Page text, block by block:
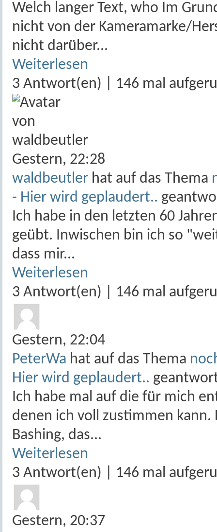
Welch langer Text, who Im
nicht von der Kameramarke/
nicht darüber...
Weiterlesen
3 Antwort(en) | 146 mal
Gestern, 22:28
waldbeutler hat auf das Thema
- Hier wird geplaudert..
Ich habe in den letzten 60
geübt. Inwischen bin ich so
dass mir...
Weiterlesen
3 Antwort(en) | 146 mal
Gestern, 22:04
PeterWa hat auf das Thema
Hier wird geplaudert..
Ich habe mal auf die für mich
denen ich voll zustimmen kann.
Bashing, das...
Weiterlesen
3 Antwort(en) | 146 mal
Gestern, 20:37